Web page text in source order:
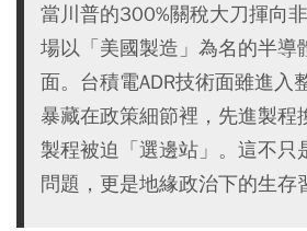
當川普的300%關稅大刀揮向
場以「美國製造」為名的半導
面。台積電ADR技術面雖進入
暴藏在政策細節裡，先進製程
製程被迫「選邊站」。這不只
問題，更是地緣政治下的生存